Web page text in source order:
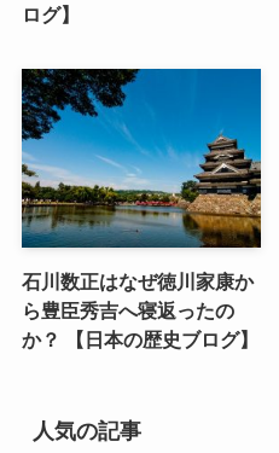
ログ】
石川数正はなぜ徳川家康か
ら豊臣秀吉へ寝返ったの
か？ 【日本の歴史ブログ】
人気の記事